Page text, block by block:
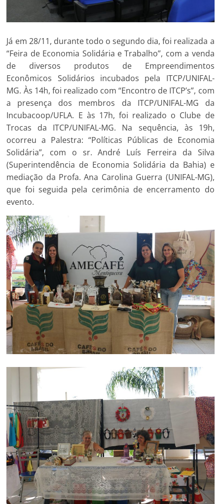
Já em 28/11, durante todo o segundo dia, foi realizada a
“Feira de Economia Solidária e Trabalho”, com a venda
de diversos produtos de Empreendimentos
Econômicos Solidários incubados pela ITCP/UNIFAL-
MG. Às 14h, foi realizado com “Encontro de ITCP’s”, com
a presença dos membros da ITCP/UNIFAL-MG da
Incubacoop/UFLA. E às 17h, foi realizado o Clube de
Trocas da ITCP/UNIFAL-MG. Na sequência, às 19h,
ocorreu a Palestra: “Políticas Públicas de Economia
Solidária”, com o sr. André Luís Ferreira da Silva
(Superintendência de Economia Solidária da Bahia) e
mediação da Profa. Ana Carolina Guerra (UNIFAL-MG),
que foi seguida pela cerimônia de encerramento do
evento.